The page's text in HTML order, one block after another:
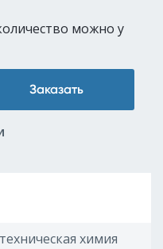
можно у
Заказать
техническая химия